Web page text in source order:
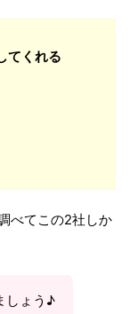
てくれる
べてこの2社しか
しょう♪